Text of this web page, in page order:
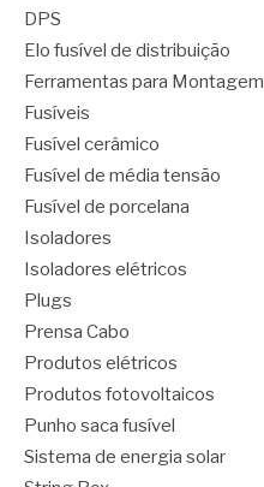
DPS
Elo fusível de distribuição
Ferramentas para Montagem
Fusíveis
Fusível cerâmico
Fusível de média tensão
Fusível de porcelana
Isoladores
Isoladores elétricos
Plugs
Prensa Cabo
Produtos elétricos
Produtos fotovoltaicos
Punho saca fusível
Sistema de energia solar